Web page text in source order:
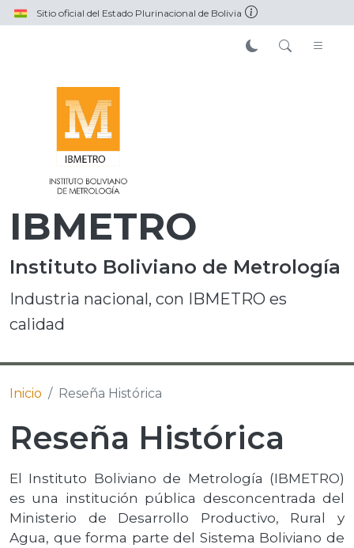
Pasar al contenido principal
Sitio oficial del Estado Plurinacional de Bolivia
IBMETRO
Instituto Boliviano de Metrología
Industria nacional, con IBMETRO es
calidad
Inicio Reseña Histórica
Reseña Histórica
El Instituto Boliviano de Metrología (IBMETRO)
es una institución pública desconcentrada del
Ministerio de Desarrollo Productivo, Rural y
Agua, que forma parte del Sistema Boliviano de